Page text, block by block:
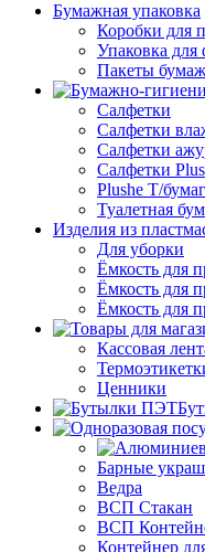
Бумажная упаковка
Коробки для
Упаковка для
Пакеты
Салфетки
Салфетки
Салфетки
Салфетки
Plushe Т/
Туалетная
Изделия из
Для уборки
Ёмкость для
Ёмкость для
Ёмкость для
Кассовая
Ценники
Барные
Ведра
ВСП Стакан
ВСП
Контейнер